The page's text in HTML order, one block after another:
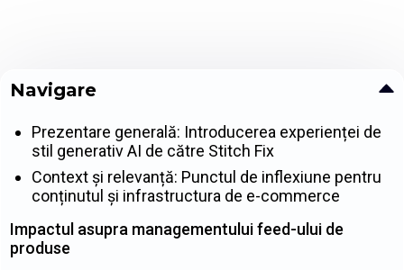
Navigare
Prezentare generală: Introducerea experienței de
stil generativ AI de către Stitch Fix
Context și relevanță: Punctul de inflexiune pentru
conținutul și infrastructura de e-commerce
Impactul asupra managementului feed-ului de
produse